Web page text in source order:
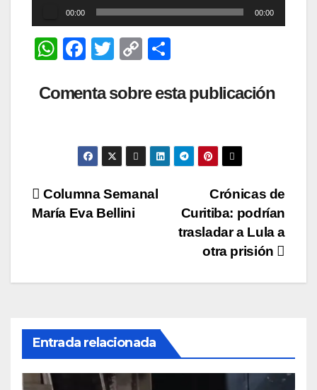
de
audio
00:00 00:00
W
at
p
F
c
b
o
k
T
tt
C
p
Li
n
m
ar
tir
Comenta sobre esta publicación
Navegación
Crónicas de
Curitiba: podrían
trasladar a Lula a
otra prisión
Columna Semanal
María Eva Bellini
Entrada relacionada